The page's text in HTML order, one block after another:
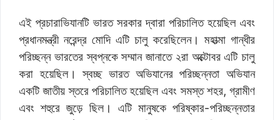
এই প্রচারাভিযানটি ভারত সরকার দ্বারা পরিচালিত হয়েছিল এবং
প্রধানমন্ত্রী নরেন্দ্র মোদি এটি চালু করেছিলেন। মহাত্মা গান্ধীর
পরিচ্ছন্ন ভারতের স্বপ্নকে সম্মান জানাতে ২রা অক্টোবর এটি চালু
করা হয়েছিল। স্বচ্ছ ভারত অভিযানের পরিচ্ছন্নতা অভিযান
একটি জাতীয় স্তরে পরিচালিত হয়েছিল এবং সমস্ত শহর, গ্রামীণ
এবং শহুরে জুড়ে ছিল। এটি মানুষকে পরিষ্কার-পরিচ্ছন্নতার